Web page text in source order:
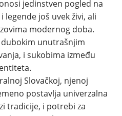
jedinstven pogled na
legende još uvek živi, ali
modernog doba.
dubokim unutrašnjim
i sukobima između
Slovačkoj, njenoj
postavlja univerzalna
tradicije, i potrebi za